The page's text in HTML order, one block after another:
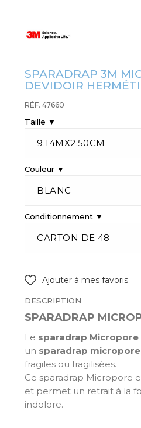
SPARADRAP 3M
DEVIDOIR
RÉF. 47660
Taille ▼
Couleur ▼
Conditionnement ▼
Ajouter à mes favoris
DESCRIPTION
SPARADRAP
Le sparadrap Micropore
un sparadrap
fragiles ou fragilisées.
Ce sparadrap Micropore
et permet un retrait à la
indolore.